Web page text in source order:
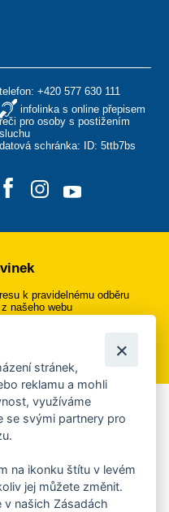
telefon: +420 577 630 111
infolinka s online přepisem
řeči pro osoby s postižením
sluchu
datová schránka: ID: 5ttb7bs
k pravidelnému odběru
našeho webu
rozhlas
či mailu upozornění na
a sportovní akce?
aplikaci
stránek,
reklamu a mohli
využíváme
se svými partnery pro
na ikonku štítu v levém
jej můžete změnit.
v našich Zásadách